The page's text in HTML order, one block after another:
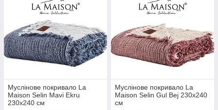
Муслінове покривало La
Maison Selin Mavi Ekru
230х240 см
Муслінове покривало La
Maison Selin Gul Bej 230х240
см